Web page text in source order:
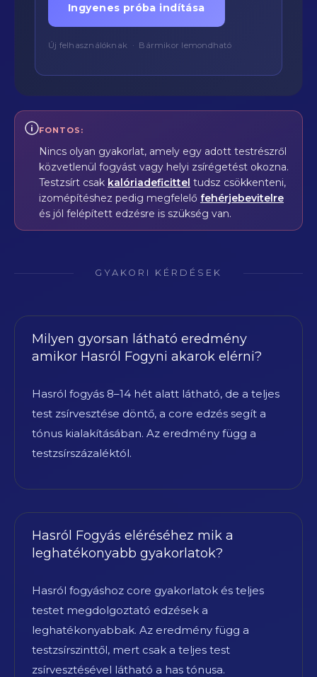
Ingyenes próba indítása
Új felhasználóknak · Bármikor lemondható
FONTOS:
Nincs olyan gyakorlat, amely egy adott testrészről
közvetlenül fogyást vagy helyi zsírégetést okozna.
Testzsírt csak kalóriadeficittel tudsz csökkenteni,
izomépítéshez pedig megfelelő fehérjebevitelre
és jól felépített edzésre is szükség van.
GYAKORI KÉRDÉSEK
Milyen gyorsan látható eredmény
amikor Hasról Fogyni akarok elérni?
Hasról fogyás 8–14 hét alatt látható, de a teljes
test zsírvesztése döntő, a core edzés segít a
tónus kialakításában. Az eredmény függ a
testzsírszázaléktól.
Hasról Fogyás eléréséhez mik a
leghatékonyabb gyakorlatok?
Hasról fogyáshoz core gyakorlatok és teljes
testet megdolgoztató edzések a
leghatékonyabbak. Az eredmény függ a
testzsírszinttől, mert csak a teljes test
zsírvesztésével látható a has tónusa.